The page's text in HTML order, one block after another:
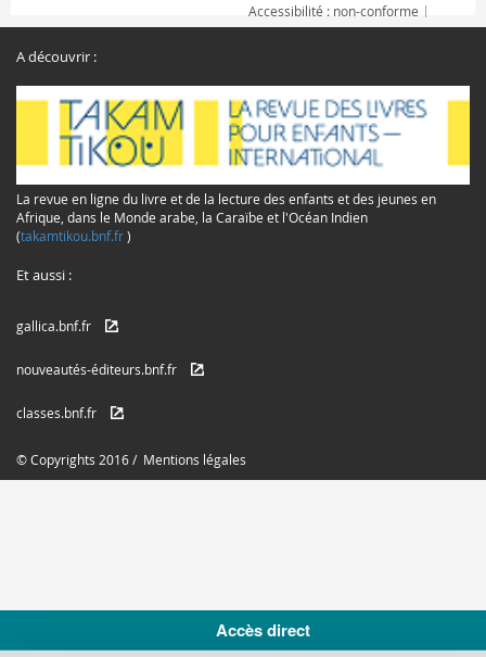
Accessibilité : non-conforme
A découvrir :
La revue en ligne du livre et de la lecture des enfants et des jeunes en
Afrique, dans le Monde arabe, la Caraïbe et l'Océan Indien
(takamtikou.bnf.fr)
Et aussi :
gallica.bnf.fr
nouveautés-éditeurs.bnf.fr
classes.bnf.fr
© Copyrights 2016 / Mentions légales
Accès direct